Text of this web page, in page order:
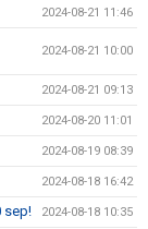
2024-08-21 11:46
2024-08-21 10:00
2024-08-21 09:13
2024-08-20 11:01
2024-08-19 08:39
2024-08-18 16:42
sep! 2024-08-18 10:35